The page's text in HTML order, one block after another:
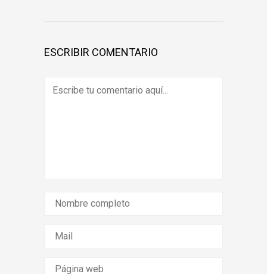
ESCRIBIR COMENTARIO